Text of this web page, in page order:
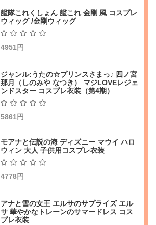
艦隊これくしょん 艦これ 金剛 風 コスプレ
ウィッグ /金剛ウィッグ
4951円
ジャンル:うたの☆プリンスさまっ♪ 四ノ宮
那月（しのみや なつき） マジLOVEレジェ
ンドスター コスプレ衣装（第4期）
5861円
モアナと伝説の海 ディズニー マウイ ハロ
ウィン 大人 子供用コスプレ衣装
4778円
アナと雪の女王 エルサのサプライズ エル
サ 華やかなトレーンのサマードレス コス
プレ衣装